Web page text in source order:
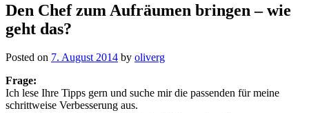
Den Chef zum Aufräumen bringen – wie
geht das?
Posted on 7. August 2014 by oliverg
Frage:
Ich lese Ihre Tipps gern und suche mir die passenden für meine
schrittweise Verbesserung aus.